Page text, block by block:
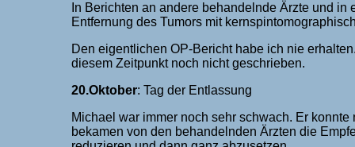
In Berichten an andere behandelnde Ärzte und
Entfernung des Tumors mit
Den eigentlichen OP-Bericht habe ich nie
diesem Zeitpunkt noch nicht geschrieben.
20.Oktober: Tag der Entlassung
Michael war immer noch sehr schwach. Er
bekamen von den behandelnden Ärzten die